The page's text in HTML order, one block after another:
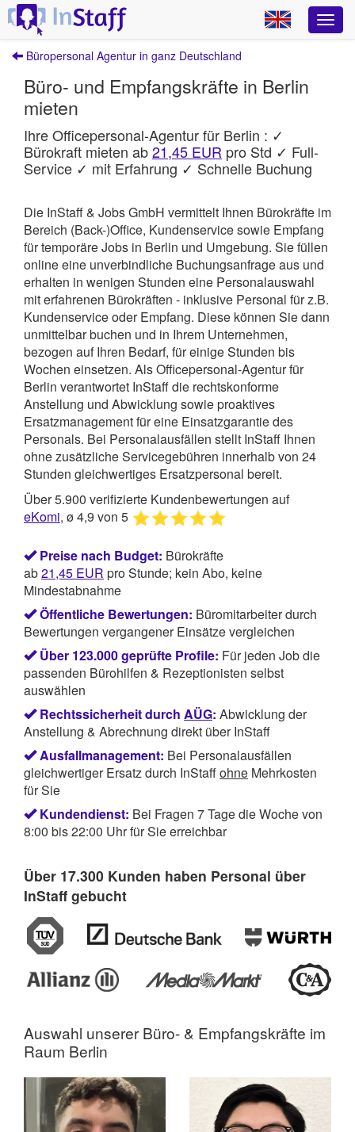
Büropersonal Agentur in ganz Deutschland
Büro- und Empfangskräfte in Berlin
mieten
Ihre Officepersonal-Agentur für Berlin : ✓
Bürokraft mieten ab21,45 EUR pro Std ✓ Full-
Service ✓ mit Erfahrung ✓ Schnelle Buchung
Die InStaff & Jobs GmbH vermittelt Ihnen Bürokräfte im
Bereich (Back-)Office, Kundenservice sowie Empfang
für temporäre Jobs in Berlin und Umgebung. Sie füllen
online eine unverbindliche Buchungsanfrage aus und
erhalten in wenigen Stunden eine Personalauswahl
mit erfahrenen Bürokräften - inklusive Personal für z.B.
Kundenservice oder Empfang. Diese können Sie dann
unmittelbar buchen und in Ihrem Unternehmen,
bezogen auf Ihren Bedarf, für einige Stunden bis
Wochen einsetzen. Als Officepersonal-Agentur für
Berlin verantwortet InStaffdie rechtskonforme
Anstellung und Abwicklung sowie proaktives
Ersatzmanagement für eine Einsatzgarantie des
Personals. Bei Personalausfällen stellt InStaff Ihnen
ohne zusätzliche Servicegebühren innerhalb von 24
Stunden gleichwertiges Ersatzpersonal bereit.
Über 5.900 verifizierte Kundenbewertungen auf
eKomi, ø 4,9 von 5
Preise nach Budget: Bürokräfte
ab21,45 EUR pro Stunde; kein Abo, keine
Mindestabnahme
Öffentliche Bewertungen: Büromitarbeiter durch
Bewertungen vergangener Einsätze vergleichen
Über 123.000 geprüfte Profile: Für jeden Job die
passenden Bürohilfen & Rezeptionisten selbst
auswählen
Rechtssicherheit durch AÜG: Abwicklung der
Anstellung & Abrechnung direkt über InStaff
Ausfallmanagement: Bei Personalausfällen
gleichwertiger Ersatz durch InStaffohne Mehrkosten
für Sie
Kundendienst: Bei Fragen 7 Tage die Woche von
8:00 bis 22:00 Uhr für Sie erreichbar
Über 17.300 Kunden haben Personal über
InStaff gebucht
Auswahl unsererBüro- & Empfangskräfte im
Raum Berlin